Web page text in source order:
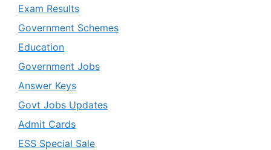
Exam Results
Government Schemes
Education
Government Jobs
Answer Keys
Govt Jobs Updates
Admit Cards
ESS Special Sale